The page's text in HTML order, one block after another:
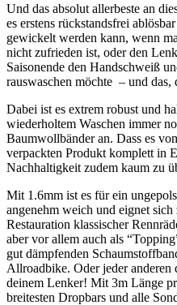
Und das absolut allerbeste an
es erstens rückstandsfrei
gewickelt werden kann, wenn
nicht zufrieden ist, oder den
Saisonende den Handschweiß
rauswaschen möchte – und
Dabei ist es extrem robust und
wiederholtem Waschen immer
Baumwollbänder an. Dass es
verpackten Produkt komplett in
Nachhaltigkeit zudem kaum zu
Mit 1.6mm ist es für ein
angenehm weich und eignet
Restauration klassischer
aber vor allem auch als
gut dämpfenden
Allroadbike. Oder jeder
deinem Lenker! Mit 3m Länge
breitesten Dropbars und alle